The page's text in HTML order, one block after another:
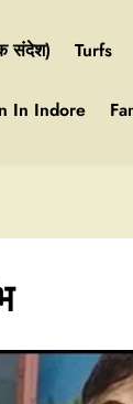
संदेश) Turfs
In Indore